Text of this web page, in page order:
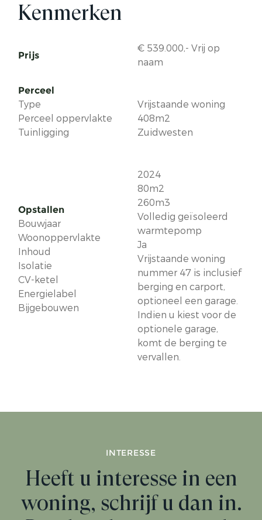
Kenmerken
Prijs
€ 539.000,- Vrij op
naam
Perceel
Type
Perceel oppervlakte
Tuinligging
Vrijstaande woning
408m2
Zuidwesten
Opstallen
Bouwjaar
Woonoppervlakte
Inhoud
Isolatie
CV-ketel
Energielabel
Bijgebouwen
2024
80m2
260m3
Volledig geïsoleerd
warmtepomp
Ja
Vrijstaande woning
nummer 47 is inclusief
berging en carport,
optioneel een garage.
Indien u kiest voor de
optionele garage,
komt de berging te
vervallen.
INTERESSE
Heeft u interesse in een
woning, schrijf u dan in.